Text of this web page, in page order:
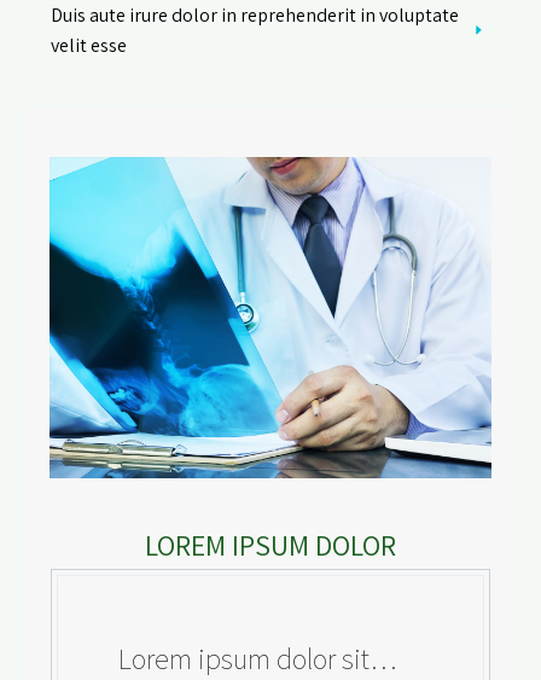
Duis aute irure dolor in reprehenderit in voluptate
velit esse
LOREM IPSUM DOLOR
…Lorem ipsum dolor sit